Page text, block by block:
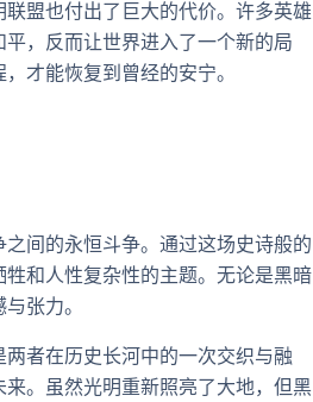
盟也付出了巨大的代价。许多英雄
，反而让世界进入了一个新的局
才能恢复到曾经的安宁。
间的永恒斗争。通过这场史诗般的
和人性复杂性的主题。无论是黑暗
张力。
者在历史长河中的一次交织与融
。虽然光明重新照亮了大地，但黑